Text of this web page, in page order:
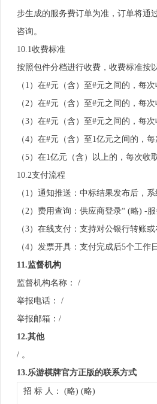
步生成的服务费订单为准，订单将通
咨询。
10.1收费标准
按照包件分档进行收费，收费标准按
（1）在#元（含）至#元之间的，每次
（2）在#元（含）至#元之间的，每次
（3）在#元（含）至#元之间的，每次
（4）在#元（含）至1亿元之间的，每
（5）在1亿元（含）以上的，每次收
10.2支付流程
（1）通知推送：中标结果发布后，
（2）费用查询：供应商登录“ (略) -
（3）在线支付：支持对公银行转账
（4）发票开具：支付完成后5个工
11.监督机构
监督机构名称： /
举报电话： /
举报邮箱：/
12.其他
/ 。
13.乐游棋牌官方正版的联系方式
招 标 人： (略) (略)